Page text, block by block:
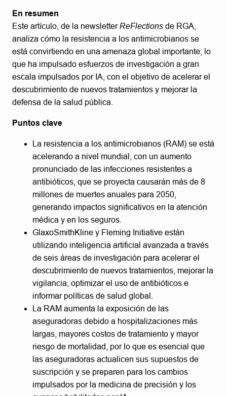
En resumen
Este artículo, de la newsletterReFlections de RGA,
analiza cómo la resistencia a los antimicrobianos se
está convirtiendo en una amenaza global importante, lo
que ha impulsado esfuerzos de investigación a gran
escala impulsados por IA, con el objetivo de acelerar el
descubrimiento de nuevos tratamientos y mejorar la
defensa de la salud pública.
Puntos clave
La resistencia a los antimicrobianos (RAM) se está
acelerando a nivel mundial, con un aumento
pronunciado de las infecciones resistentes a
antibióticos, que se proyecta causarán más de 8
millones de muertes anuales para 2050,
generando impactos significativos en la atención
médica y en los seguros.
GlaxoSmithKline y Fleming Initiative están
utilizando inteligencia artificial avanzada a través
de seis áreas de investigación para acelerar el
descubrimiento de nuevos tratamientos, mejorar la
vigilancia, optimizar el uso de antibióticos e
informar políticas de salud global.
La RAM aumenta la exposición de las
aseguradoras debido a hospitalizaciones más
largas, mayores costos de tratamiento y mayor
riesgo de mortalidad, por lo que es esencial que
las aseguradoras actualicen sus supuestos de
suscripción y se preparen para los cambios
impulsados por la medicina de precisión y los